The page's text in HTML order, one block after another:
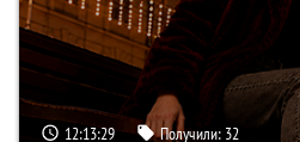
12:13:28 Получили: 32